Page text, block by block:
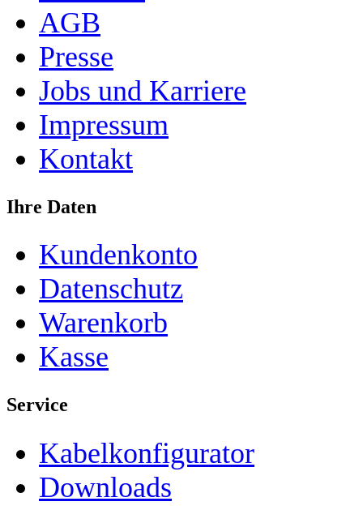
AGB
Presse
Jobs und Karriere
Impressum
Kontakt
Ihre Daten
Kundenkonto
Datenschutz
Warenkorb
Kasse
Service
Kabelkonfigurator
Downloads